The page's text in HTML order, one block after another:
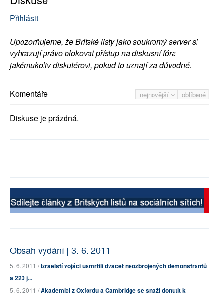
Přihlásit
Upozorňujeme, že Britské listy jako soukromý server si
vyhrazují právo blokovat přístup na diskusní fóra
jakémukoliv diskutérovi, pokud to uznají za důvodné.
nejnovější oblíbené
Komentáře
Diskuse je prázdná.
Obsah vydání | 3. 6. 2011
5. 6. 2011 /Izraelští vojáci usmrtili dvacet neozbrojených demonstrantů
a 220 j...
5. 6. 2011 /Akademici z Oxfordu a Cambridge se snaží donutit k